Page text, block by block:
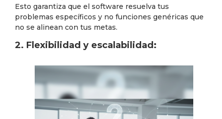
Esto garantiza que el software resuelva tus
problemas específicos y no funciones genéricas que
no se alinean con tus metas.
2. Flexibilidad y escalabilidad: